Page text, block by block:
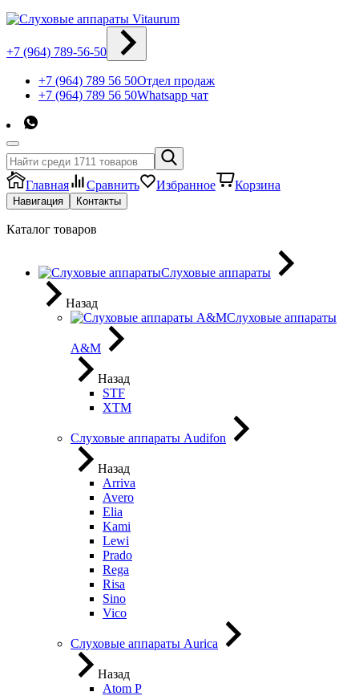
+7 (964) 789-56-50
+7 (964) 789 56 50Отдел продаж
+7 (964) 789 56 50Whatsapp чат
Главная Сравнить Избранное Корзина
Навигация Контакты
Каталог товаров
Слуховые аппараты
Назад
Слуховые аппараты
A&M
Назад
STF
XTM
Слуховые аппараты Audifon
Назад
Arriva
Avero
Elia
Kami
Lewi
Prado
Rega
Risa
Sino
Vico
Слуховые аппараты Aurica
Назад
Atom P